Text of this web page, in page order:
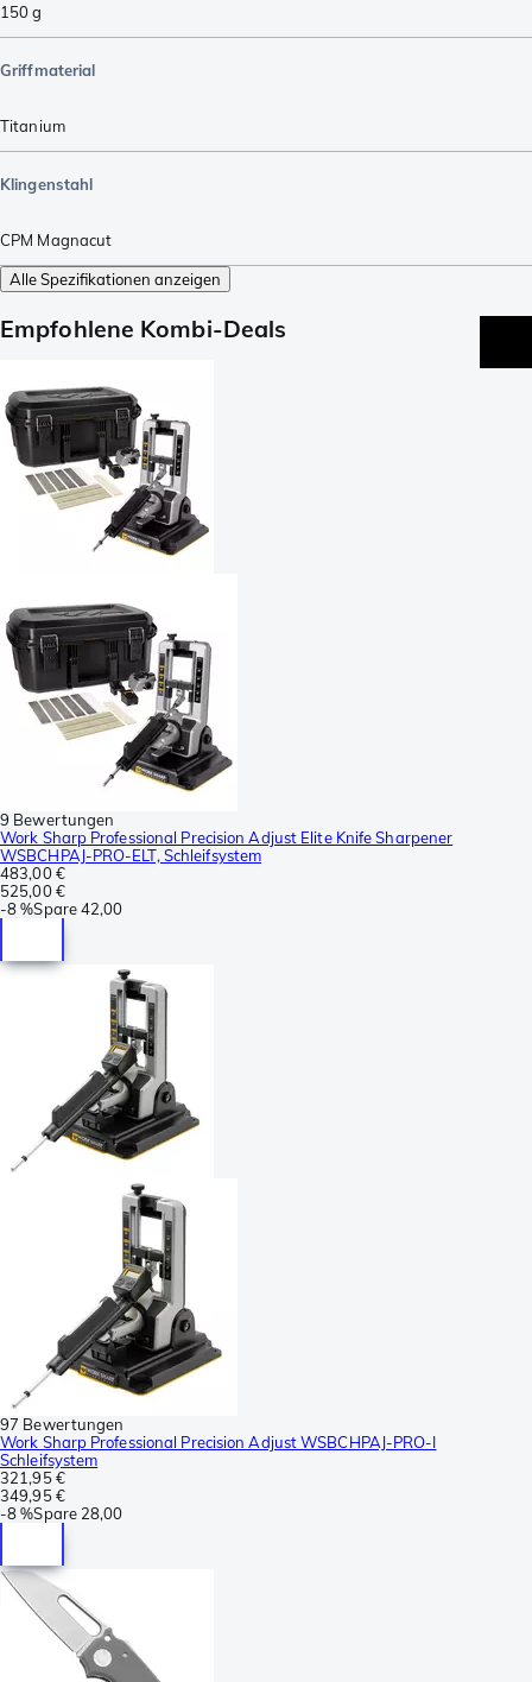
150g
Griffmaterial
Titanium
Klingenstahl
CPM Magnacut
Alle Spezifikationen anzeigen
Empfohlene Kombi-Deals
9 Bewertungen
Work Sharp Professional Precision Adjust Elite Knife Sharpener
WSBCHPAJ-PRO-ELT, Schleifsystem
483,00 €
525,00 €
-8 %Spare42,00
97 Bewertungen
Work Sharp Professional Precision Adjust WSBCHPAJ-PRO-I
Schleifsystem
321,95 €
349,95 €
-8 %Spare 28,00